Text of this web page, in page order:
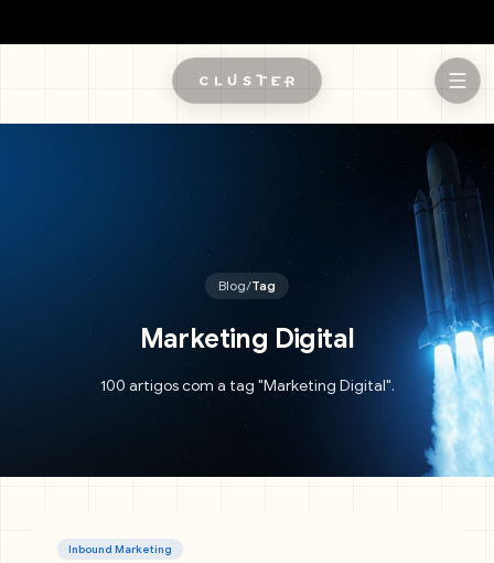
Blog/Tag
Marketing Digital
100 artigos com a tag "Marketing Digital".
Inbound Marketing